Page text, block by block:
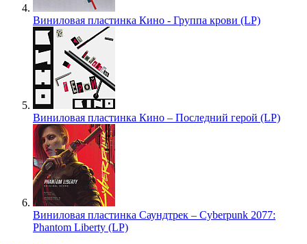
Виниловая пластинка Кино - Группа крови (LP)
Виниловая пластинка Кино – Последний герой (LP)
Виниловая пластинка Саундтрек – Cyberpunk 2077:
Phantom Liberty (LP)